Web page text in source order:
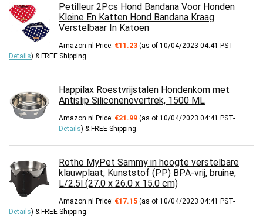
Petilleur 2Pcs Hond Bandana Voor Honden
Kleine En Katten Hond Bandana Kraag
Verstelbaar In Katoen
Amazon.nl Price: €11.23 (as of 10/04/2023 04:41 PST-
Details) & FREE Shipping
Happilax Roestvrijstalen Hondenkom met
Antislip Siliconenovertrek, 1500 ML
Amazon.nl Price: €21.99 (as of 10/04/2023 04:41 PST-
Details) & FREE Shipping
Rotho MyPet Sammy in hoogte verstelbare
klauwplaat, Kunststof (PP) BPA-vrij, bruine,
L/2.5l (27.0 x 26.0 x 15.0 cm)
Amazon.nl Price: €17.15 (as of 10/04/2023 04:41 PST-
Details) & FREE Shipping